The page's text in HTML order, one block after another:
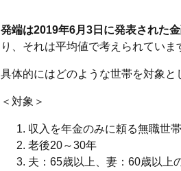
発端は2019年6月3日に発表された
り、それは平均値で考えられていま
具体的にはどのような世帯を対象と
＜対象＞
収入を年金のみに頼る無職世帯
老後20～30年
夫：65歳以上、妻：60歳以上